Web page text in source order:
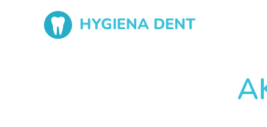
HYGIENA DENT